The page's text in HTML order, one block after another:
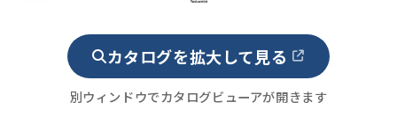
カタログを拡大して見る
別ウィンドウでカタログビューアが開きます